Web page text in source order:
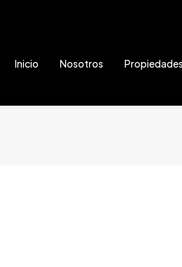
Inicio Nosotros